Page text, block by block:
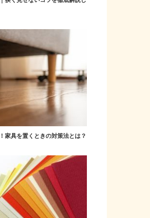
家具を置くときの対策法とは？